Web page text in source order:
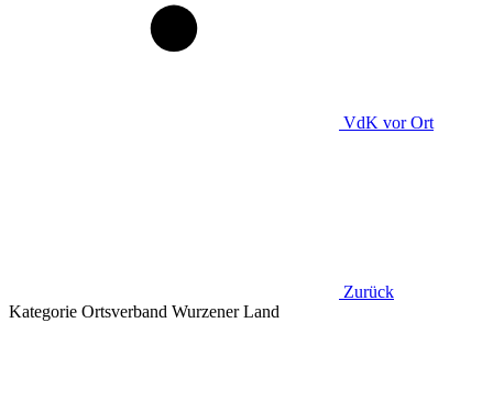
VdK vor Ort
Zurück
Kategorie Ortsverband Wurzener Land